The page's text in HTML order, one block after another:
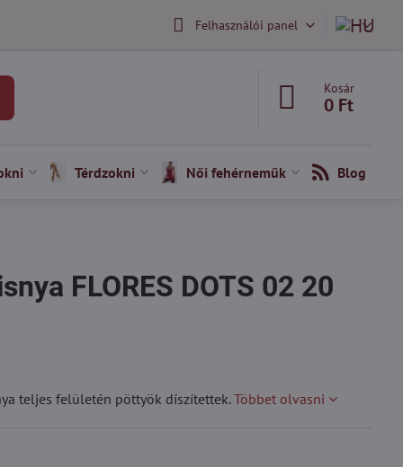
Felhasználói panel
Kosár
0 Ft
Térdzokni Női fehérneműk Blog
FLORES DOTS 02 20
teljes felületén pöttyök díszítettek.Többet olvasni